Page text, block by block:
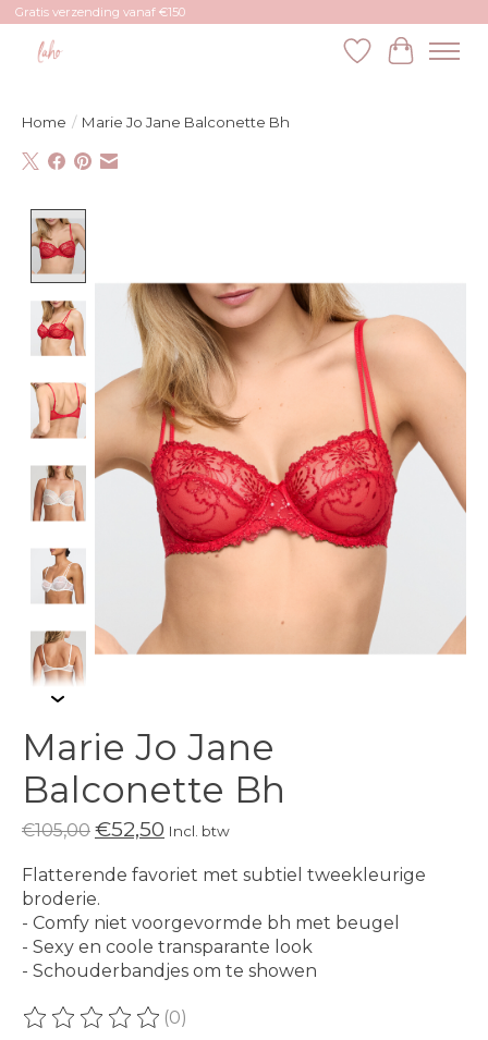
Gratis verzending vanaf €150
Verlanglijst
Home / Marie Jo Jane Balconette Bh
Marie Jo Jane
Balconette Bh
€105,00 €52,50 Incl. btw
Flatterende favoriet met subtiel tweekleurige
broderie.
- Comfy niet voorgevormde bh met beugel
- Sexy en coole transparante look
- Schouderbandjes om te showen
De beoordeling van dit product is
(0)